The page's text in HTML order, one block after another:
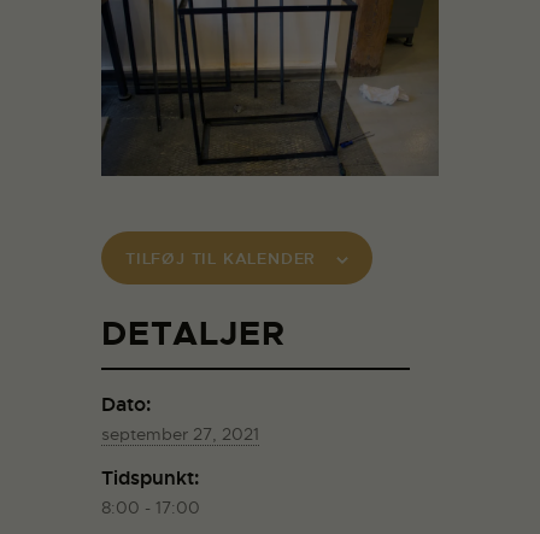
TILFØJ TIL KALENDER
DETALJER
Dato:
september 27, 2021
Tidspunkt:
8:00 - 17:00